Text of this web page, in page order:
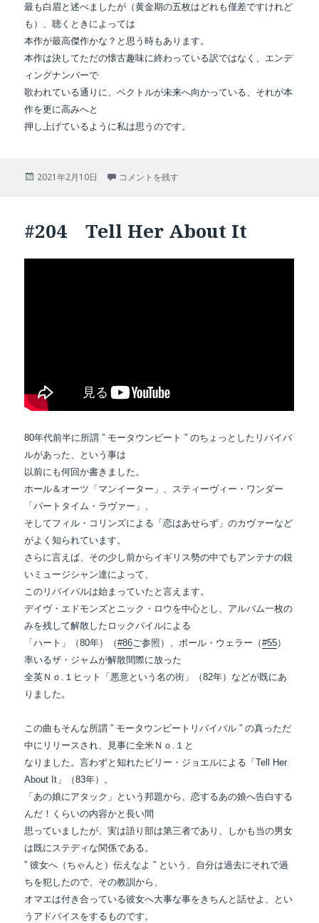
最も白眉と述べましたが（黄金期の五枚はどれも僅差ですけれど
も）、聴くときによっては
本作が最高傑作かな？と思う時もあります。
本作は決してただの懐古趣味に終わっている訳ではなく、エンデ
ィングナンバーで
歌われている通りに、ベクトルが未来へ向かっている、それが本
作を更に高みへと
押し上げているように私は思うのです。
投
2021年2月10日 #205 Leave a Tender Moment Alone に
コメントを残す
#204 Tell Her About It
80年代前半に所謂 ” モータウンビート ” のちょっとしたリバイバ
ルがあった、という事は
以前にも何回か書きました。
ホール＆オーツ「マンイーター」、スティーヴィー・ワンダー
「パートタイム・ラヴァー」、
そしてフィル・コリンズによる「恋はあせらず」のカヴァーなど
がよく知られています。
さらに言えば、その少し前からイギリス勢の中でもアンテナの鋭
いミュージシャン達によって、
このリバイバルは始まっていたと言えます。
デイヴ・エドモンズとニック・ロウを中心とし、アルバム一枚の
みを残して解散したロックパイルによる
「ハート」（80年）（#86 ご参照）、ポール・ウェラー（#55）
率いるザ・ジャムが解散間際に放った
全英Ｎｏ.１ヒット「悪意という名の街」（82年）などが既にあ
りました。
この曲もそんな所謂 ” モータウンビートリバイバル ” の真っただ
中にリリースされ、見事に全米Ｎｏ.１と
なりました。言わずと知れたビリー・ジョエルによる「Tell Her
About It」（83年）。
「あの娘にアタック」という邦題から、恋するあの娘へ告白する
んだ！くらいの内容かと長い間
思っていましたが、実は語り部は第三者であり、しかも当の男女
は既にステディな関係である。
” 彼女へ（ちゃんと）伝えなよ ” という、自分は過去にそれで過
ちを犯したので、その教訓から、
オマエは付き合っている彼女へ大事な事をきちんと話せよ、とい
うアドバイスをするものです。